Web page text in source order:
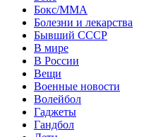
Бокс/MMA
Болезни и лекарства
Бывший СССР
В мире
В России
Вещи
Военные новости
Волейбол
Гаджеты
Гандбол